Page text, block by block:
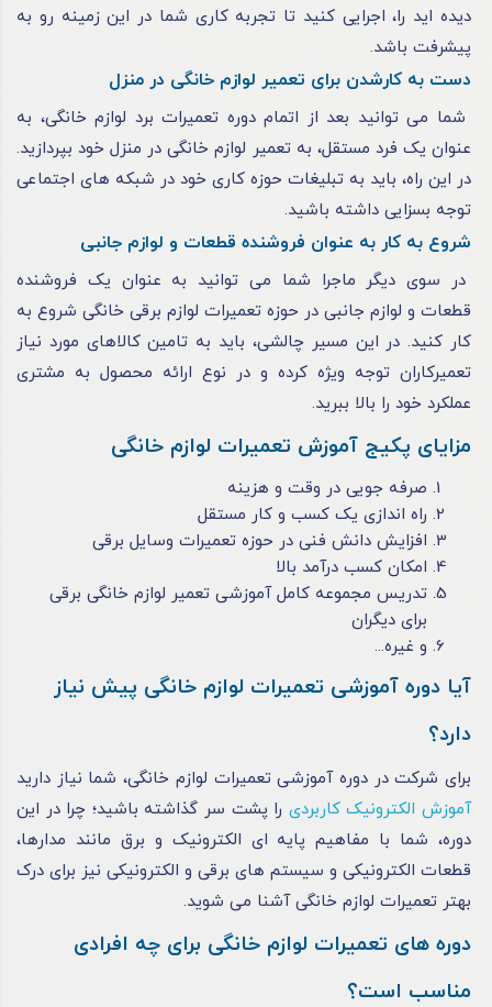
دیده اید را، اجرایی کنید تا تجربه کاری شما در این زمینه رو به
پیشرفت باشد.
دست به کارشدن برای تعمیر لوازم خانگی در منزل
شما می توانید بعد از اتمام دوره تعمیرات برد لوازم خانگی، به
عنوان یک فرد مستقل، به تعمیر لوازم خانگی در منزل خود بپردازید.
در این راه، باید به تبلیغات حوزه کاری خود در شبکه های اجتماعی
توجه بسزایی داشته باشید.
شروع به کار به عنوان فروشنده قطعات و لوازم جانبی
در سوی دیگر ماجرا شما می ‌توانید به عنوان یک فروشنده
قطعات و لوازم جانبی در حوزه تعمیرات لوازم برقی خانگی شروع به
کار کنید. در این مسیر چالشی، باید به تامین کالاهای مورد نیاز
تعمیرکاران توجه ویژه کرده و در نوع ارائه محصول به مشتری
عملکرد خود را بالا ببرید.
مزایای پکیج آموزش تعمیرات لوازم خانگی
صرفه جویی در وقت و هزینه
راه اندازی یک کسب و کار مستقل
افزایش دانش فنی در حوزه تعمیرات وسایل برقی
امکان کسب درآمد بالا
تدریس مجموعه کامل آموزشی تعمیر لوازم خانگی برقی
برای دیگران
و غیره...
آیا دوره آموزشی تعمیرات لوازم خانگی پیش نیاز
دارد؟
برای شرکت در دوره آموزشی تعمیرات لوازم خانگی، شما نیاز دارید
آموزش الکترونیک کاربردی را پشت سر گذاشته باشید؛ چرا در این
دوره، شما با مفاهیم پایه‌ ای الکترونیک و برق مانند مدارها،
قطعات الکترونیکی و سیستم‌ های برقی و الکترونیکی نیز برای درک
بهتر تعمیرات لوازم خانگی آشنا می شوید.
دوره های تعمیرات لوازم خانگی برای چه افرادی
مناسب است؟